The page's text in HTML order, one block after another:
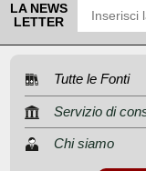
LA NEWS
LETTER
Tutte le Fonti
Servizio di
Chi siamo